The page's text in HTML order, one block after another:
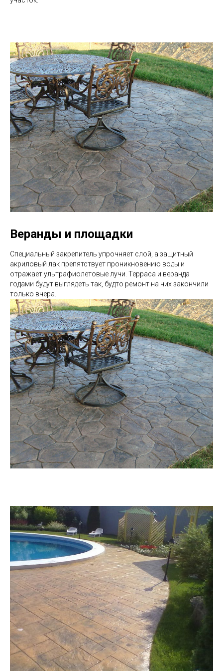
Веранды и площадки
Специальный закрепитель упрочняет слой, а защитный
акриловый лак препятствует проникновению воды и
отражает ультрафиолетовые лучи. Терраса и веранда
годами будут выглядеть так, будто ремонт на них закончили
только вчера.